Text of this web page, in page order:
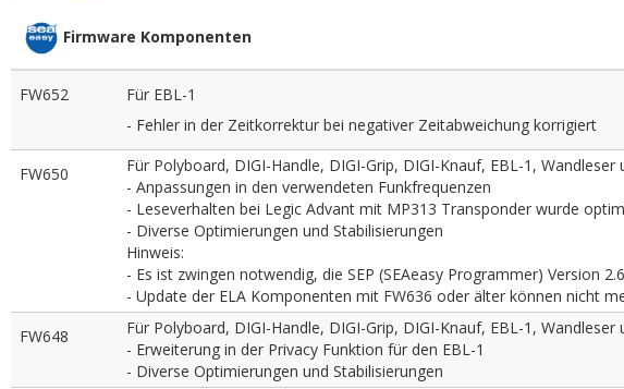
Firmware Komponenten
FW652
Für EBL-1
- Fehler in der Zeitkorrektur bei negativer Zeitabweichung korrigiert
FW650
Für Polyboard, DIGI-Handle, DIGI-Grip, DIGI-Knauf, EBL-1,
- Anpassungen in den verwendeten Funkfrequenzen
- Leseverhalten bei Legic Advant mit MP313 Transponder wurde
- Diverse Optimierungen und Stabilisierungen
Hinweis:
- Es ist zwingen notwendig, die SEP (SEAeasy Programmer) Version
- Update der ELA Komponenten mit FW636 oder älter können nicht
FW648
Für Polyboard, DIGI-Handle, DIGI-Grip, DIGI-Knauf, EBL-1,
- Erweiterung in der Privacy Funktion für den EBL-1
- Diverse Optimierungen und Stabilisierungen